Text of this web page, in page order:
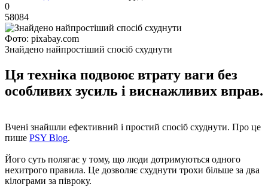
0
58084
Фото: pixabay.com
Знайдено найпростіший спосіб схуднути
Ця техніка подвоює втрату ваги без
особливих зусиль і виснажливих вправ.
Вчені знайшли ефективний і простий спосіб схуднути. Про це
пише PSY Blog.
Його суть полягає у тому, що люди дотримуються одного
нехитрого правила. Це дозволяє схуднути трохи більше за два
кілограми за півроку.